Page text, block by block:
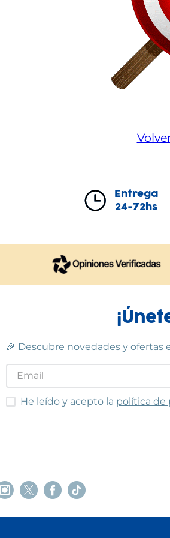
Entrega
24-72hs
🎉 Descubre novedades y ofertas
He leído y acepto las condiciones
He leído y acepto la política de